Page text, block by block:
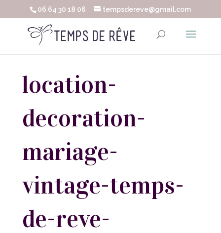
06 64 30 18 06 tempsdereve@gmail.com
location-
decoration-
mariage-
vintage-temps-
de-reve-